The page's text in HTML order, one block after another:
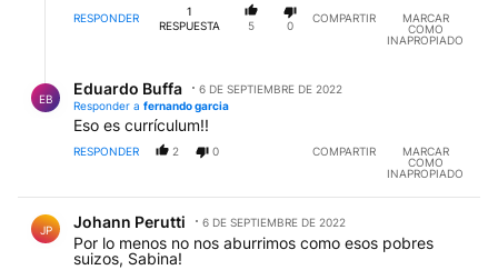
RESPONDER
1
RESPUESTA
5 0
COMPARTIR
MARCAR
COMO
INAPROPIADO
EB
Eduardo Buffa
6 DE SEPTIEMBRE DE 2022
Responder a fernando garcia
Eso es currículum!!
RESPONDER 2 0 COMPARTIR
MARCAR
COMO
INAPROPIADO
JP Johann Perutti 6 DE SEPTIEMBRE DE 2022
Por lo menos no nos aburrimos como esos pobres
suizos, Sabina!